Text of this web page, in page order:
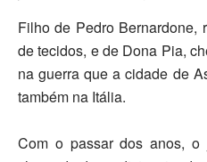
Filho de Pedro Bernardone,
de tecidos, e de Dona Pia,
na guerra que a cidade de
também na Itália.
Com o passar dos anos,